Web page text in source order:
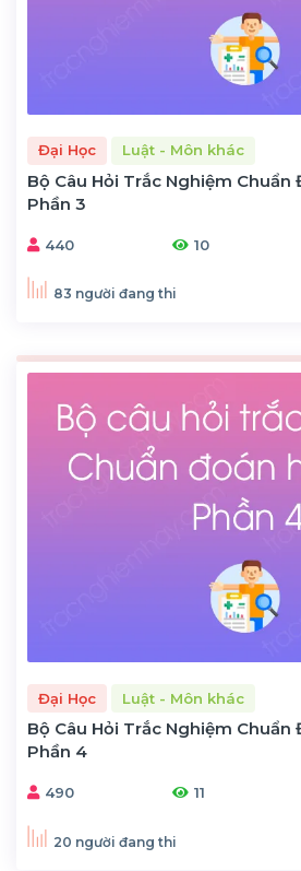
Đại Học Luật - Môn khác
Bộ Câu Hỏi Trắc Nghiệm Chuẩn
Phần 3
440 10
83 người đang thi
Đại Học Luật - Môn khác
Bộ Câu Hỏi Trắc Nghiệm Chuẩn
Phần 4
490 11
20 người đang thi